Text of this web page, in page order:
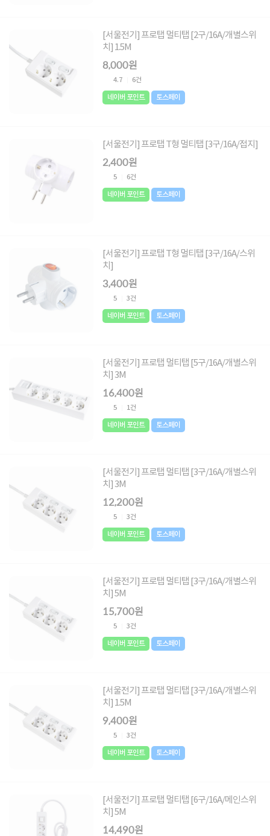
[서울전기] 프로탭 멀티탭 [2구/16A/개별스위
치] 1.5M
8,000원
4.7 6건
네이버 포인트 토스페이
[서울전기] 프로탭 T형 멀티탭 [3구/16A/접지]
2,400원
5 6건
네이버 포인트 토스페이
[서울전기] 프로탭 T형 멀티탭 [3구/16A/스위
치]
3,400원
5 3건
네이버 포인트 토스페이
[서울전기] 프로탭 멀티탭 [5구/16A/개별스위
치] 3M
16,400원
5 1건
네이버 포인트 토스페이
[서울전기] 프로탭 멀티탭 [3구/16A/개별스위
치] 3M
12,200원
5 3건
네이버 포인트 토스페이
[서울전기] 프로탭 멀티탭 [3구/16A/개별스위
치] 5M
15,700원
5 3건
네이버 포인트 토스페이
[서울전기] 프로탭 멀티탭 [3구/16A/개별스위
치] 1.5M
9,400원
5 3건
네이버 포인트 토스페이
[서울전기] 프로탭 멀티탭 [6구/16A/메인스위
치] 5M
14,490원